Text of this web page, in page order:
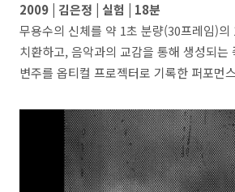
2009 | 김은정 | 실험 | 18분
무용수의 신체를 약 1초 분량(30프레임)
치환하고, 음악과의 교감을 통해 생성되는
변주를 옵티컬 프로젝터로 기록한 퍼포먼